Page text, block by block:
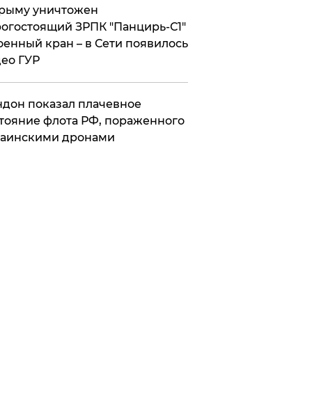
уничтожен
ЗРПК "Панцирь-С1"
кран – в Сети появилось
ГУР
показал плачевное
флота РФ, пораженного
дронами